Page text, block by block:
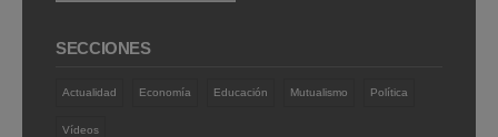
SECCIONES
Actualidad Economía Educación Mutualismo Política
Vídeos